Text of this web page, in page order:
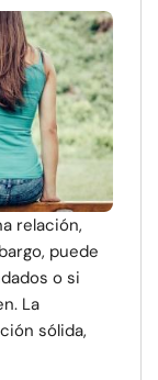
relación,
puede
o si
La
sólida,